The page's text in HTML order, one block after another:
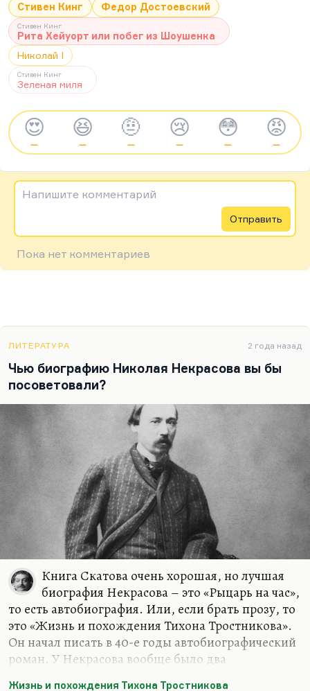
Стивен Кинг Федор Достоевский
Стивен Кинг
Рита Хейуорт или побег из Шоушенка
Николай I
Стивен Кинг
Зеленая миля
😍
—
😆
—
🤨
—
😢
—
😳
—
😡
—
Напишите комментарий
Отправить
Пока нет комментариев
ЛИТЕРАТУРА 2 года назад
Чью биографию Николая Некрасова вы бы
посоветовали?
Книга Скатова очень хорошая, но лучшая
биография Некрасова – это «Рыцарь на час»,
то есть автобиография. Или, если брать прозу, то
это «Жизнь и похождения Тихона Тростникова».
Он начал писать в 40-е годы автобиографический
роман. У Некрасова вообще было два
Жизнь и похождения Тихона Тростникова